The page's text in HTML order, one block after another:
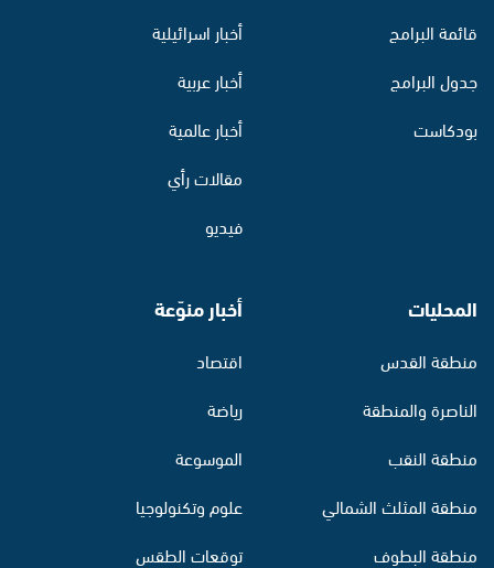
قائمة البرامج
جدول البرامج
بودكاست
أخبار اسرائيلية
أخبار عربية
أخبار عالمية
مقالات رأي
فيديو
المحليات
منطقة القدس
الناصرة والمنطقة
منطقة النقب
منطقة المثلث الشمالي
منطقة البطوف
أخبار منوّعة
اقتصاد
رياضة
الموسوعة
علوم وتكنولوجيا
توقعات الطقس